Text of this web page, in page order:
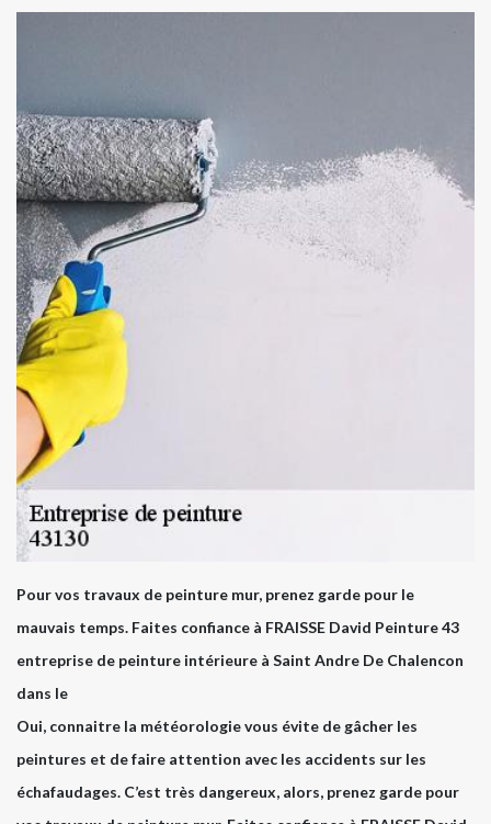
Pour vos travaux de peinture mur, prenez garde pour le
mauvais temps. Faites confiance à FRAISSE David Peinture 43
entreprise de peinture intérieure à Saint Andre De Chalencon
dans le
Oui, connaitre la météorologie vous évite de gâcher les
peintures et de faire attention avec les accidents sur les
échafaudages. C’est très dangereux, alors, prenez garde pour